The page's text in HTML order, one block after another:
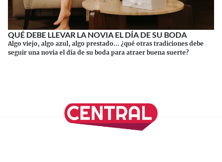
QUÉ DEBE LLEVAR LA NOVIA EL DÍA DE SU BODA
Algo viejo, algo azul, algo prestado... ¿qué otras tradiciones debe
seguir una novia el día de su boda para atraer buena suerte?